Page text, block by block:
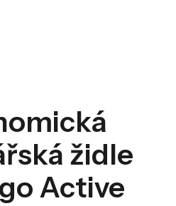
židle
Active